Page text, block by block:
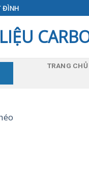
ĐÌNH
TRANG CHỦ